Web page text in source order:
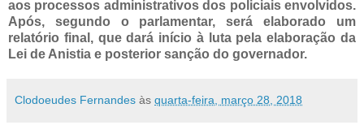
aos processos administrativos dos policiais envolvidos.
Após, segundo o parlamentar, será elaborado um
relatório final, que dará início à luta pela elaboração da
Lei de Anistia e posterior sanção do governador.
Clodoeudes Fernandes às quarta-feira, março 28, 2018